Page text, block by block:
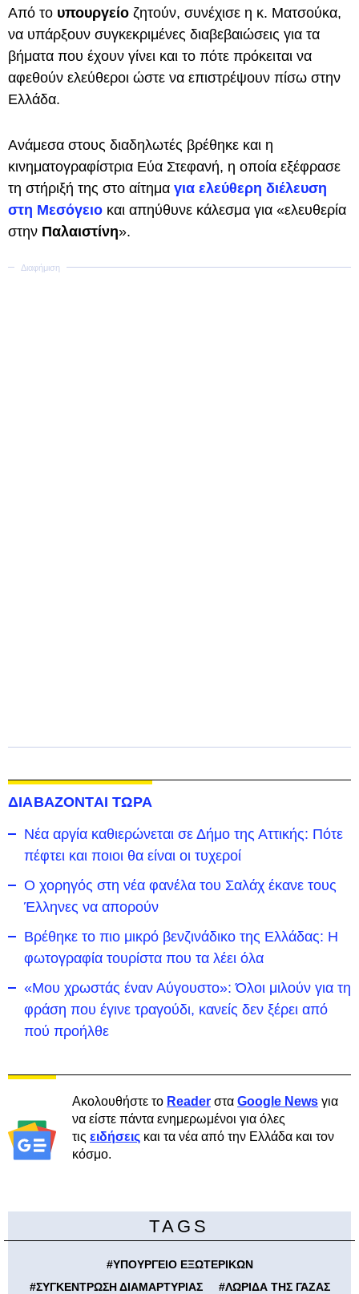
Από το υπουργείο ζητούν, συνέχισε η κ. Ματσούκα,
να υπάρξουν συγκεκριμένες διαβεβαιώσεις για τα
βήματα που έχουν γίνει και το πότε πρόκειται να
αφεθούν ελεύθεροι ώστε να επιστρέψουν πίσω στην
Ελλάδα.
Ανάμεσα στους διαδηλωτές βρέθηκε και η
κινηματογραφίστρια Εύα Στεφανή, η οποία εξέφρασε
τη στήριξή της στο αίτημα για ελεύθερη διέλευση
στη Μεσόγειο και απηύθυνε κάλεσμα για «ελευθερία
στην Παλαιστίνη».
ΔΙΑΒΑΖΟΝΤΑΙ ΤΩΡΑ
Νέα αργία καθιερώνεται σε Δήμο της Αττικής: Πότε
πέφτει και ποιοι θα είναι οι τυχεροί
Ο χορηγός στη νέα φανέλα του Σαλάχ έκανε τους
Έλληνες να απορούν
Βρέθηκε το πιο μικρό βενζινάδικο της Ελλάδας: Η
φωτογραφία τουρίστα που τα λέει όλα
«Μου χρωστάς έναν Αύγουστο»: Όλοι μιλούν για τη
φράση που έγινε τραγούδι, κανείς δεν ξέρει από
πού προήλθε
Ακολουθήστε το Reader στα Google News για
να είστε πάντα ενημερωμένοι για όλες
τις ειδήσεις και τα νέα από την Ελλάδα και τον
κόσμο.
TAGS
#ΥΠΟΥΡΓΕΙΟ ΕΞΩΤΕΡΙΚΩΝ
#ΣΥΓΚΕΝΤΡΩΣΗ ΔΙΑΜΑΡΤΥΡΙΑΣ #ΛΩΡΙΔΑ ΤΗΣ ΓΑΖΑΣ